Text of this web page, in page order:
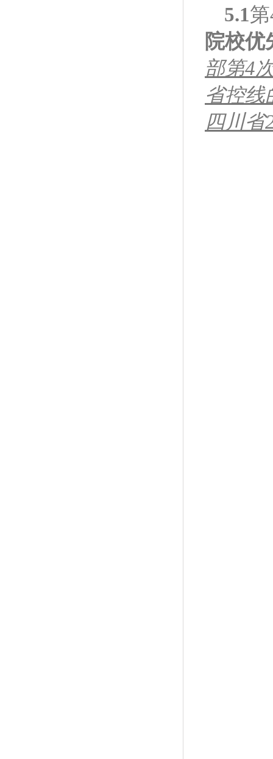
5.1
院校优
部第4
省控线
四川省